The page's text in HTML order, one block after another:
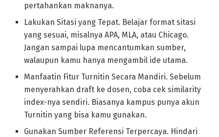
pertahankan maknanya.
Lakukan Sitasi yang Tepat. Belajar format sitasi
yang sesuai, misalnya APA, MLA, atau Chicago.
Jangan sampai lupa mencantumkan sumber,
walaupun kamu hanya mengambil ide utama.
Manfaatin Fitur Turnitin Secara Mandiri. Sebelum
menyerahkan draft ke dosen, coba cek similarity
index-nya sendiri. Biasanya kampus punya akun
Turnitin yang bisa kamu gunakan.
Gunakan Sumber Referensi Terpercaya. Hindari